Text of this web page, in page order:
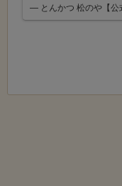
— とんかつ 松のや【公